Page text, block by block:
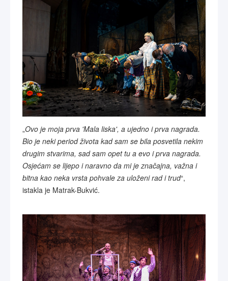
„Ovo je moja prva 'Mala liska', a ujedno i prva nagrada.
Bio je neki period života kad sam se bila posvetila nekim
drugim stvarima, sad sam opet tu a evo i prva nagrada.
Osjećam se lijepo i naravno da mi je značajna, važna i
bitna kao neka vrsta pohvale za uloženi rad i trud“,
istakla je Matrak-Bukvić.